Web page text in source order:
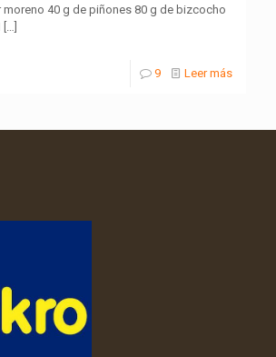
moreno 40 g de piñones 80 g de bizcocho
[…]
9 Leer más